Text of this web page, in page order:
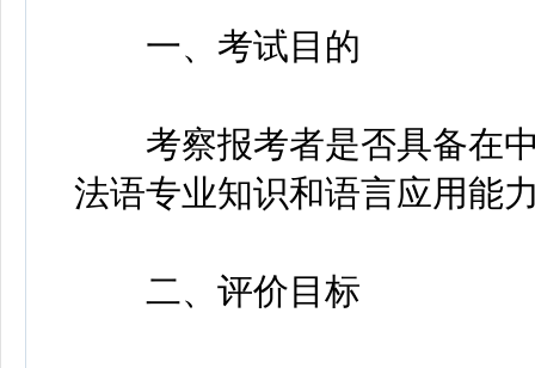
一、考试目的
考察报考者是否具备在中
法语专业知识和语言应用能
二、评价目标